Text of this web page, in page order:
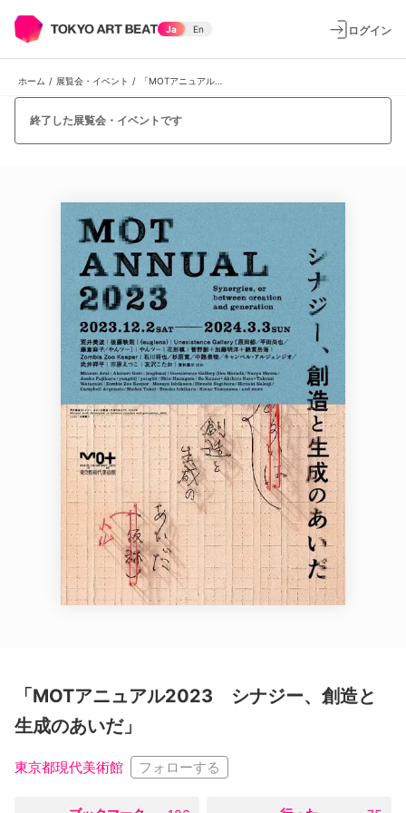
Ja En ログイン
ホーム / 展覧会・イベント /
終了した展覧会・イベントです
「MOTアニュアル2023 シナジー、創造と
生成のあいだ」
東京都現代美術館 フォローする